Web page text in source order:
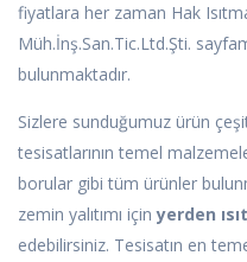
fiyatlara her zaman Hak
Müh.İnş.San.Tic.Ltd.Şti.
bulunmaktadır.
Sizlere sunduğumuz ürün
tesisatlarının temel
borular gibi tüm ürünler
zemin yalıtımı için yerden
edebilirsiniz. Tesisatın en